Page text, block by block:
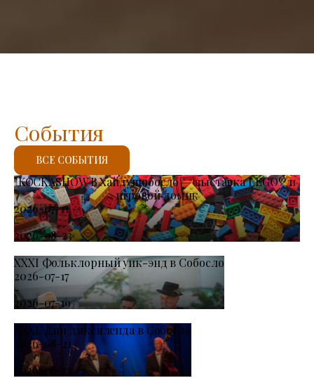
KOCKASHOW В Хайдушобосло — выставка LEGO® и
игровой домик
2026-07-11
-
2026-08-23
XXXI Фольклорный уик-энд в Собосло
2026-07-17
-
2026-07-19
XXXI. Дни диксиленда в Собосло
2026-08-21
-
2026-08-23
События
ВСЕ СОБЫТИЯ